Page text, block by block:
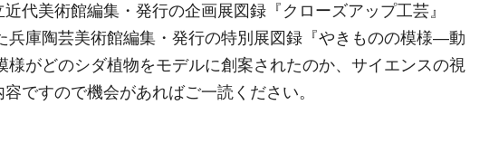
代美術館編集・発行の企画展図録『クローズアップ工芸』
兵庫陶芸美術館編集・発行の特別展図録『やきものの模様―動
がどのシダ植物をモデルに創案されたのか、サイエンスの視
ですので機会があればご一読ください。